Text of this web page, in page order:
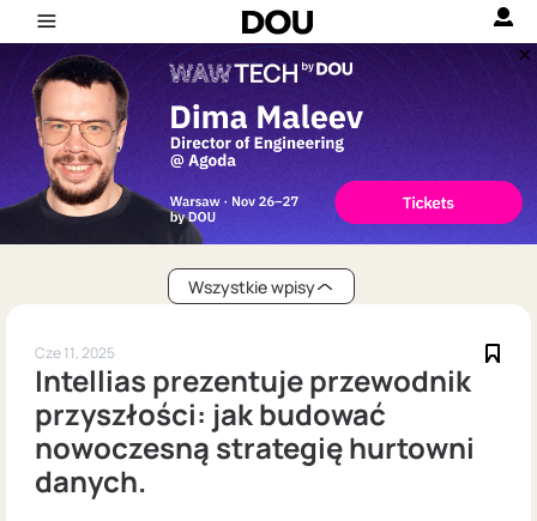
Wszystkie wpisy
Cze 11, 2025
Intellias prezentuje przewodnik
przyszłości: jak budować
nowoczesną strategię hurtowni
danych.